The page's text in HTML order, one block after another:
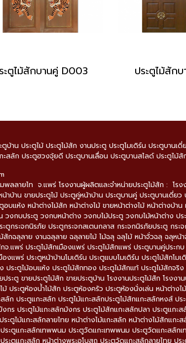
ะตูไม้สักบานคู่ D003 ประตูไม้สัก
ตูบ้าน ประตูไม้ ประตูไม้สัก งานประตู ประตูโมเดิร์น ประตูบาน
ะสลัก ประตูฮวงจุ้ยดี ประตูบานเลื่อน ประตูบานสไลด์ ประตูไม้สั
พลลายไท จ.แพร่ โรงงานผู้ผลิตและจำหน่ายประตูไม้สัก : โร
น้าบ้าน ขายประตูไม้ ประตูคู่หน้าบ้าน ประตูบานคู่ ประตูบานเดี่ย
อบแห้ง หน้าต่างไม้สัก หน้าต่างไม้ ขายหน้าต่างไม้ หน้าต่างบ้า
วงกบประตู วงกบหน้าต่าง วงกบไม้ประตู วงกบไม้หน้าต่าง ปร
ตูกระจกนิรภัย ประตูกระจกสเตนกลาส กระจกนิรภัยประตู กระ
สักฉลุลาย งานฉลุลาย ฉลุลายไม้ ไม้ฉลุ ฉลุไม้ หน้าจั่วฉลุ ฉลุหน้
จ.แพร่ ประตูไม้สักเมืองแพร่ ประตูไม้สักแพร่ ประตูบานคู่ประก
องแพร่ ประตูหน้าบ้านโมเดิร์น ประตูแบบโมเดิร์น ประตูไม้สักโ
ประตูไม้อบแห้ง ประตูไม้สักทอง ประตูไม้สักแท้ ประตูไม้สักจริ
ประตู ขายประตูไม้สัก ขายประตูบ้าน โรงงานประตูไม้สัก โรงง
ประตูห้องน้ำไม้สัก ประตูห้องครัว ประตูห้องนั่งเล่น หน้าต่าง
ลัก ประตูแกะสลัก ประตูไม้แกะสลักประตูไม้สักแกะสลักหงส์
กร ประตูไม้แกะสลักมังกร ประตูไม้สักแกะสลักปลา ประตูแกะ
ระตูไม้แกะสลักลายไทย หน้าต่างไม้แกะสลัก หน้าต่างไม้สักแก
ระตูแกะสลักเทพพนม ประตูวัดแกะเทพพนม ประตูวัดแกะสลัก
ระตูแกะสลัก หน้าต่างพระอุโบสถ ประตูวัดแกะสลักลายไทย